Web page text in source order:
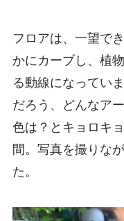
フロアは、一望で
かにカーブし、植
る動線になってい
だろう、どんなア
色は？とキョロキ
間。写真を撮りな
た。